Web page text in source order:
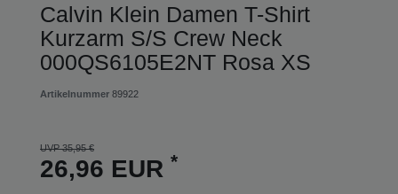
Calvin Klein Damen T-Shirt
Kurzarm S/S Crew Neck
000QS6105E2NT Rosa XS
Artikelnummer 89922
UVP 35,95 €
26,96 EUR *